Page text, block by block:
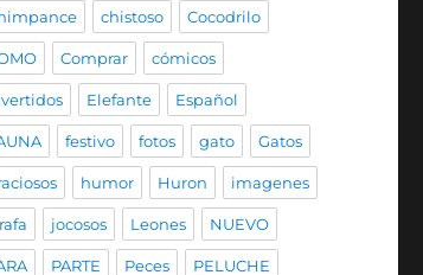
chistoso Cocodrilo
Comprar cómicos
Elefante Español
festivo fotos gato Gatos
humor Huron imagenes
jocosos Leones NUEVO
PARTE Peces PELUCHE